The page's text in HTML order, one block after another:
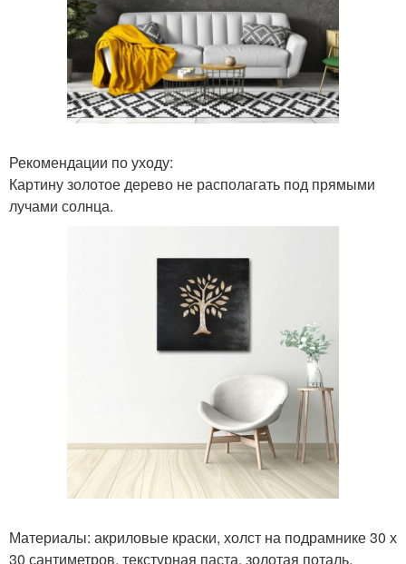
Рекомендации по уходу:
Картину золотое дерево не располагать под прямыми
лучами солнца.
Материалы: акриловые краски, холст на подрамнике 30 х
30 сантиметров, текстурная паста, золотая поталь,